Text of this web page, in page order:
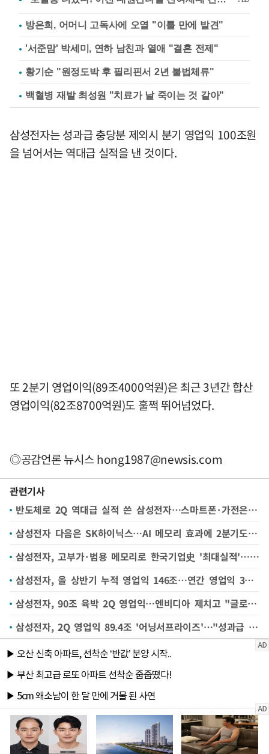
방은희, 어머니 고독사에 오열 "이틀 만에 발견"
'서준맘' 박세미, 연하 남친과 열애 "결혼 전제"
황기순 "원정도박 후 필리핀서 2년 불법체류"
백혈병 재발 최성원 "치료가 날 죽이는 것 같아"
삼성전자는 성과급 충당분 제외시 분기 영업익 100조원
을 넘어서는 역대급 실적을 낸 것이다.
또 2분기 영업이익(89조4000억원)은 최근 3년간 합산
영업이익(82조8700억원)도 훌쩍 뛰어넘었다.
◎공감언론 뉴시스hong1987@newsis.com
관련기사
반도체로 2Q 역대급 실적 쓴 삼성전자…스마트폰·가전은 원가부담에 '온도차'
삼성전자 다음은 SK하이닉스…AI 메모리 효과에 2분기도 '서프라이즈' 실적 전망
삼성전자, 고부가·범용 메모리로 한국기업史 '최대실적'…"피크아웃 우려 잠재워"
삼성전자, 올 상반기 누적 영업익 146조…연간 영업익 300조 시대 '성큼'
삼성전자, 90조 육박 2Q 영업익…엔비디아 제치고 "글로벌 빅테크 새 역사 썼다"
삼성전자, 2Q 영업익 89.4조 '어닝서프라이즈'…"성과급 충당금 제외시 100조 넘길듯"